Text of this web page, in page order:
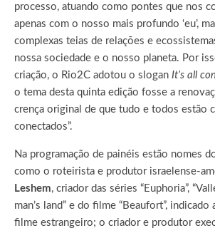
processo, atuando como pontes que nos
apenas com o nosso mais profundo ‘eu’,
complexas teias de relações e
nossa sociedade e o nosso planeta. Por
criação, o Rio2C adotou o slogan It’s all
o tema desta quinta edição fosse a
crença original de que tudo e todos estão
conectados”.
Na programação de painéis estão nomes
como o roteirista e produtor israelense-
Leshem, criador das séries “Euphoria”,
man’s land” e do filme “Beaufort”,
filme estrangeiro; o criador e produtor